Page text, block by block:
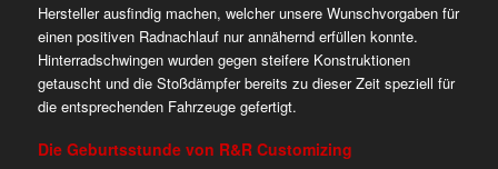
Hersteller ausfindig machen, welcher unsere Wunschvorgaben für
einen positiven Radnachlauf nur annähernd erfüllen konnte.
Hinterradschwingen wurden gegen steifere Konstruktionen
getauscht und die Stoßdämpfer bereits zu dieser Zeit speziell für
die entsprechenden Fahrzeuge gefertigt.
Die Geburtsstunde von R&R Customizing